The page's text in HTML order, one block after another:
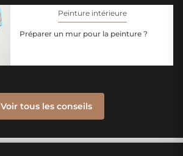
Peinture intérieure
Préparer un mur pour la peinture ?
Voir tous les conseils